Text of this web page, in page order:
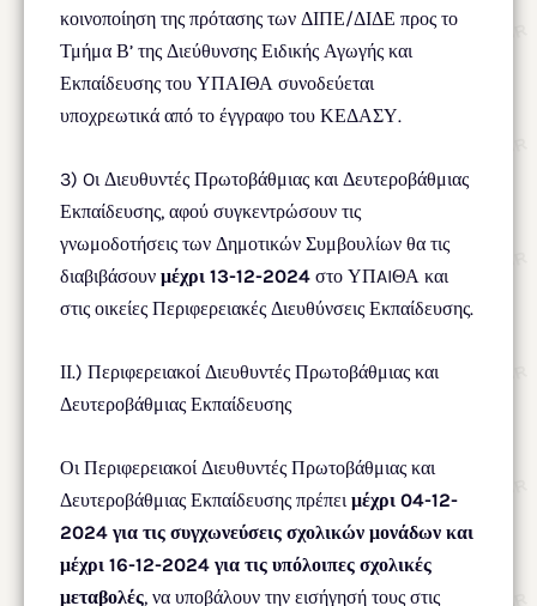
κοινοποίηση της πρότασης των ΔΙΠΕ/ΔΙΔΕ προς το
Τμήμα Β’ της Διεύθυνσης Ειδικής Αγωγής και
Εκπαίδευσης του ΥΠΑΙΘΑ συνοδεύεται
υποχρεωτικά από το έγγραφο του ΚΕΔΑΣΥ.
3) Oι Διευθυντές Πρωτοβάθμιας και Δευτεροβάθμιας
Εκπαίδευσης, αφού συγκεντρώσουν τις
γνωμοδοτήσεις των Δημοτικών Συμβουλίων θα τις
διαβιβάσουν μέχρι 13-12-2024 στο ΥΠAIΘΑ και
στις οικείες Περιφερειακές Διευθύνσεις Εκπαίδευσης.
ΙΙ.) Περιφερειακοί Διευθυντές Πρωτοβάθμιας και
Δευτεροβάθμιας Εκπαίδευσης
Οι Περιφερειακοί Διευθυντές Πρωτοβάθμιας και
Δευτεροβάθμιας Εκπαίδευσης πρέπειμέχρι 04-12-
2024 για τις συγχωνεύσεις σχολικών μονάδων και
μέχρι 16-12-2024 για τις υπόλοιπες σχολικές
μεταβολές, να υποβάλουν την εισήγησή τους στις